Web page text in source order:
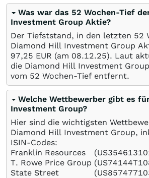
Was war das 52 Wochen-Tief
Investment Group Aktie?
Der Tiefststand, in den letzten 52
Diamond Hill Investment Group
97,25 EUR (am 08.12.25). Laut
die Diamond Hill Investment
vom 52 Wochen-Tief entfernt.
Welche Wettbewerber gibt es
Investment Group?
Hier sind die wichtigsten
Diamond Hill Investment Group,
ISIN-Codes:
Franklin Resources
T. Rowe Price Group
State Street